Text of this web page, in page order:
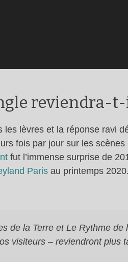
reviendra-t-
lèvres et la réponse ravi
fois par jour sur les
fut l’immense surprise de
Paris au printemps
de la Terre et Le Rythme de
visiteurs – reviendront plus